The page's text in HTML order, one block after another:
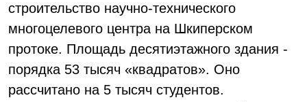
строительство научно-технического
многоцелевого центра на Шкиперском
протоке. Площадь десятиэтажного здания -
порядка 53 тысяч «квадратов». Оно
рассчитано на 5 тысяч студентов.